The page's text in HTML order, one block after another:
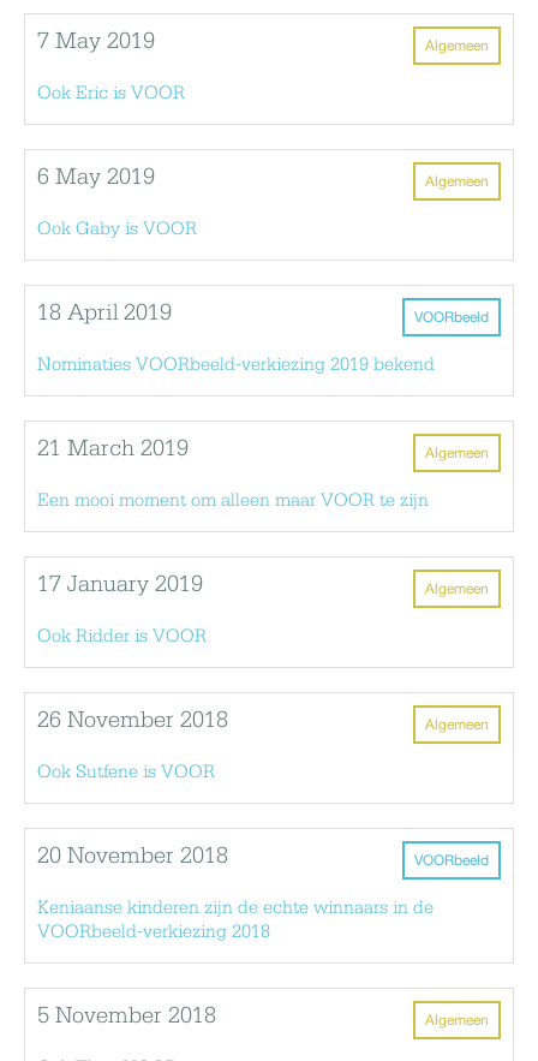
Algemeen
7 May 2019
Ook Eric is VOOR
Algemeen
6 May 2019
Ook Gaby is VOOR
VOORbeeld
18 April 2019
Nominaties VOORbeeld-verkiezing 2019 bekend
Algemeen
21 March 2019
Een mooi moment om alleen maar VOOR te zijn
Algemeen
17 January 2019
Ook Ridder is VOOR
Algemeen
26 November 2018
Ook Sutfene is VOOR
VOORbeeld
20 November 2018
Keniaanse kinderen zijn de echte winnaars in de
VOORbeeld-verkiezing 2018
Algemeen
5 November 2018